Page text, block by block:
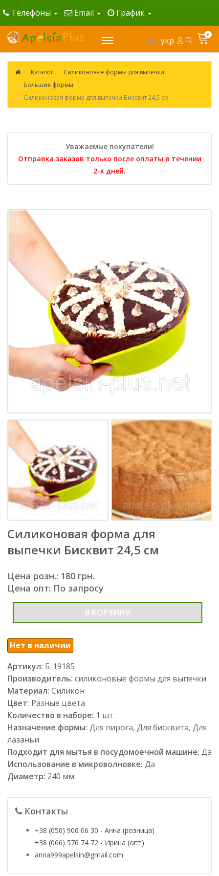
Телефоны Email График
рус укр
0
Каталог
Силиконовые формы для выпечки
Большие формы
Силиконовая форма для выпечки Бисквит 24,5 см
Уважаемые покупатели!
Отправка заказов только после оплаты в течении
2-х дней.
Силиконовая форма для
выпечки Бисквит 24,5 см
Цена розн.: 180 грн.
Цена опт: По запросу
В КОРЗИНУ
Нет в наличии
Артикул: Б-19185
Производитель: силиконовые формы для выпечки
Материал: Силикон
Цвет: Разные цвета
Количество в наборе: 1 шт.
Назначение формы: Для пирога, Для бисквита, Для
лазаньи
Подходит для мытья в посудомоечной машине: Да
Использование в микроволновке: Да
Диаметр: 240 мм
Контакты
+38 (050) 906 06 30 - Анна (розница)
+38 (066) 576 74 72 - Ирина (опт)
anna999apelsin@gmail.com